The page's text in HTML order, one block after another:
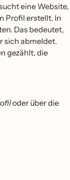
eine Website,
Profil erstellt. In
Das bedeutet,
sich abmeldet.
gezählt, die
oder über die